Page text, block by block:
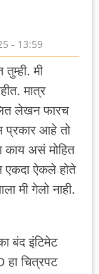
- 13:59
मी
मात्र
लेखन फारच
प्रकार आहे तो
काय असं मोहित
ऐकले होते
मी गेलो नाही.
बंद इंटिमेट
हा चित्रपट